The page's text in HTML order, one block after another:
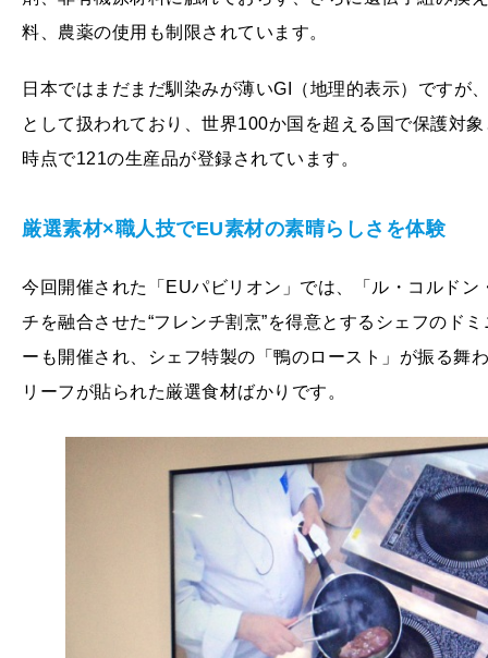
料、農薬の使用も制限されています。
日本ではまだまだ馴染みが薄いGI（地理的表示）ですが
として扱われており、世界100か国を超える国で保護対
時点で121の生産品が登録されています。
厳選素材×職人技でEU素材の素晴らしさを体験
今回開催された「EUパビリオン」では、「ル・コルド
チを融合させた“フレンチ割烹”を得意とするシェフのド
ーも開催され、シェフ特製の「鴨のロースト」が振る舞
リーフが貼られた厳選食材ばかりです。